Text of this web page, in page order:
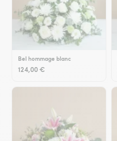
Bel hommage blanc
124,00 €